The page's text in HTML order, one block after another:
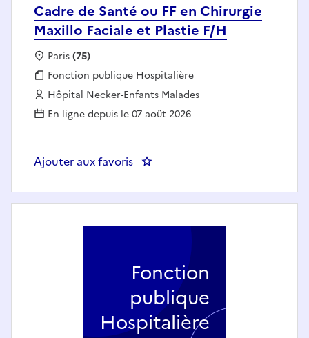
Cadre de Santé ou FF en Chirurgie
Maxillo Faciale et Plastie F/H
Localisation :
Paris(75)
Fonction publique :
Fonction publique Hospitalière
Employeur :
Hôpital Necker-Enfants Malades
En ligne depuis le 07 août 2026
Ajouter aux favoris
Fonction
publique
Hospitalière